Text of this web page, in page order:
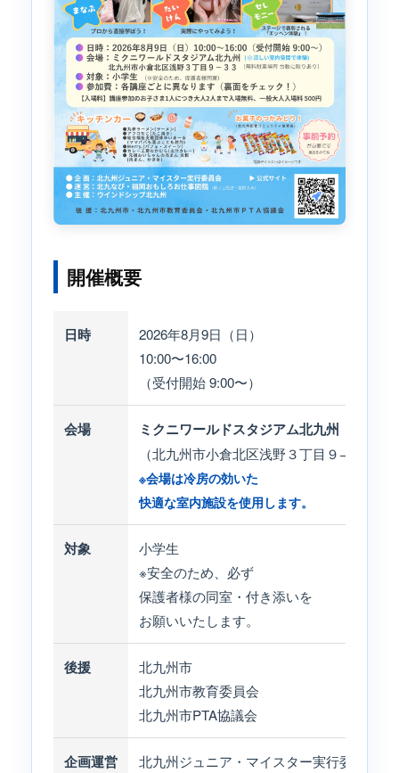
開催概要
日時
2026年8月9日（日）
10:00〜16:00
（受付開始 9:00〜）
会場 ミクニワールドスタジアム北九州
（北九州市小倉北区浅野３丁目９−３３）
※会場は冷房の効いた
快適な室内施設を使用します。
対象
小学生
※安全のため、必ず
保護者様の同室・付き添いを
お願いいたします。
後援
北九州市
北九州市教育委員会
北九州市PTA協議会
企画運営
北九州ジュニア・マイスター実行委員会